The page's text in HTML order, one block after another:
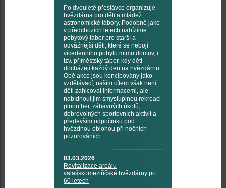
Po dvouleté přestávce organizuje
hvězdárna pro děti a mládež
astronomické tábory. Podobně jako
v předchozích letech nabízíme
pobytový tábor pro starší a
odvážnější děti, které se nebojí
vícedenního pobytu mimo domov, i
tzv. příměstský tábor, kdy děti
docházejí každý den na hvězdárnu.
Obě akce jsou koncipovány jako
vzdělávací, naším cílem však není
děti zahlcovat informacemi, ale
nabídnout jim smysluplnou rekreaci
plnou her, zábavných úkolů,
dobrovolných sportovních aktivit a
především odpočinku pod
hvězdnou oblohou při nočních
pozorováních.
03.03.2026
Revitalizace areálu
valašskomeziříčské hvězdárny po
60 letech